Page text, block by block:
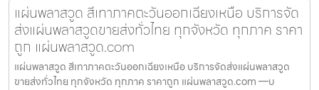
แผ่นพลาสวูด สีเทาภาคตะวันออกเฉียงเหนือ บริการจัด
ส่งแผ่นพลาสวูดขายส่งทั่วไทย ทุกจังหวัด ทุกภาค ราคา
ถูก แผ่นพลาสวูด.com
แผ่นพลาสวูด สีเทาภาคตะวันออกเฉียงเหนือ บริการจัดส่งแผ่นพลาสวูด
ขายส่งทั่วไทย ทุกจังหวัด ทุกภาค ราคาถูก แผ่นพลาสวูด.com —บ